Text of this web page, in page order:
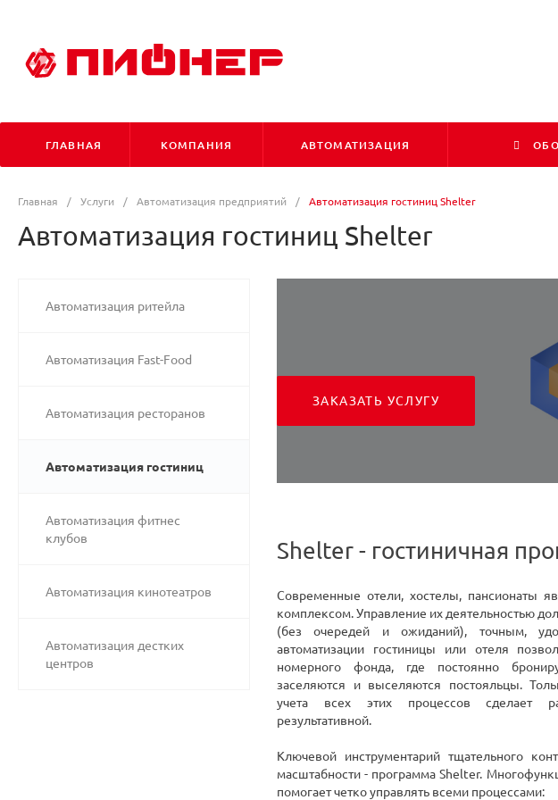
ГЛАВНАЯ КОМПАНИЯ АВТОМАТИЗАЦИЯ
Главная / Услуги / Автоматизация предприятий / Автоматизация гостиниц Shelter
Автоматизация гостиниц Shelter
Автоматизация ритейла
Автоматизация Fast-Food
Автоматизация ресторанов
Автоматизация гостиниц
Автоматизация фитнес
клубов
Автоматизация кинотеатров
Автоматизация дестких
центров
ЗАКАЗАТЬ УСЛУГУ
Shelter - гостиничная
Современные отели, хостелы, пансионаты
комплексом. Управление их деятельностью
(без очередей и ожиданий), точным,
автоматизации гостиницы или отеля
номерного фонда, где постоянно
заселяются и выселяются постояльцы.
учета всех этих процессов сделает
результативной.
Ключевой инструментарий тщательного
масштабности - программа Shelter.
помогает четко управлять всеми процессами: